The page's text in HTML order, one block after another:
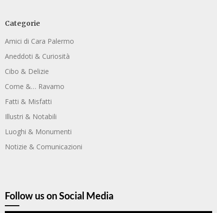
Categorie
Amici di Cara Palermo
Aneddoti & Curiosità
Cibo & Delizie
Come &… Ravamo
Fatti & Misfatti
Illustri & Notabili
Luoghi & Monumenti
Notizie & Comunicazioni
Follow us on Social Media